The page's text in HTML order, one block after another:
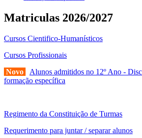
Matriculas 2026/2027
Cursos Cientifico-Humanísticos
Cursos Profissionais
Novo
Alunos admitidos no 12º Ano -
formação específica
Regimento da Constituição de Turmas
Requerimento para juntar / separar alunos